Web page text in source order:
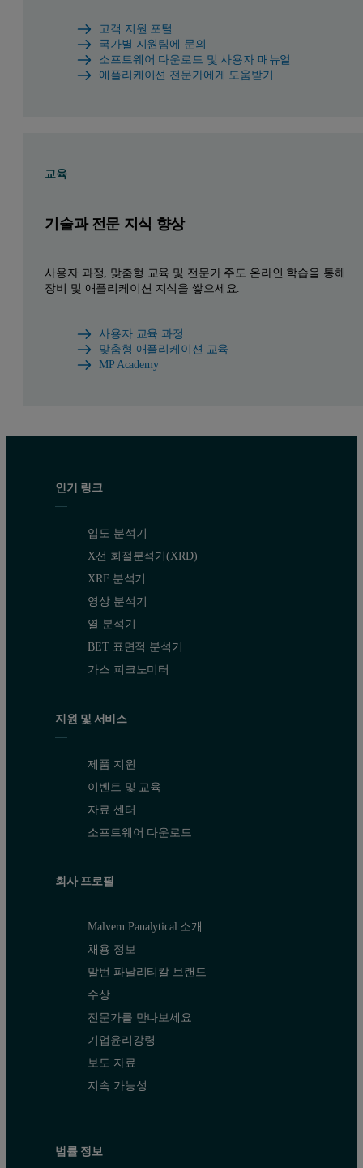
고객 지원 포털
국가별 지원팀에 문의
소프트웨어 다운로드 및 사용자 매뉴얼
애플리케이션 전문가에게 도움받기
교육
기술과 전문 지식 향상
사용자 과정, 맞춤형 교육 및 전문가 주도 온라인 학습을 통해
장비 및 애플리케이션 지식을 쌓으세요.
사용자 교육 과정
맞춤형 애플리케이션 교육
MP Academy
인기 링크
입도 분석기
X선 회절분석기(XRD)
XRF 분석기
영상 분석기
열 분석기
BET 표면적 분석기
가스 피크노미터
지원 및 서비스
제품 지원
이벤트 및 교육
자료 센터
소프트웨어 다운로드
회사 프로필
Malvern Panalytical 소개
채용 정보
말번 파날리티칼 브랜드
수상
전문가를 만나보세요
기업윤리강령
보도 자료
지속 가능성
법률 정보